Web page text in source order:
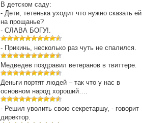
В детском саду:
- Дети, тетенька уходит что нужно сказать ей
на прощанье?
- СЛАВА БОГУ!.
- Прикинь, несколько раз чуть не спалился.
Медведев поздравил ветеранов в твиттере.
Деньги портят людей – так что у нас в
основном народ хороший….
- Решил уволить свою секретаршу, - говорит
директор.